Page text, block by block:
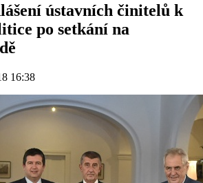
ústavních činitelů k
po setkání na
16:38